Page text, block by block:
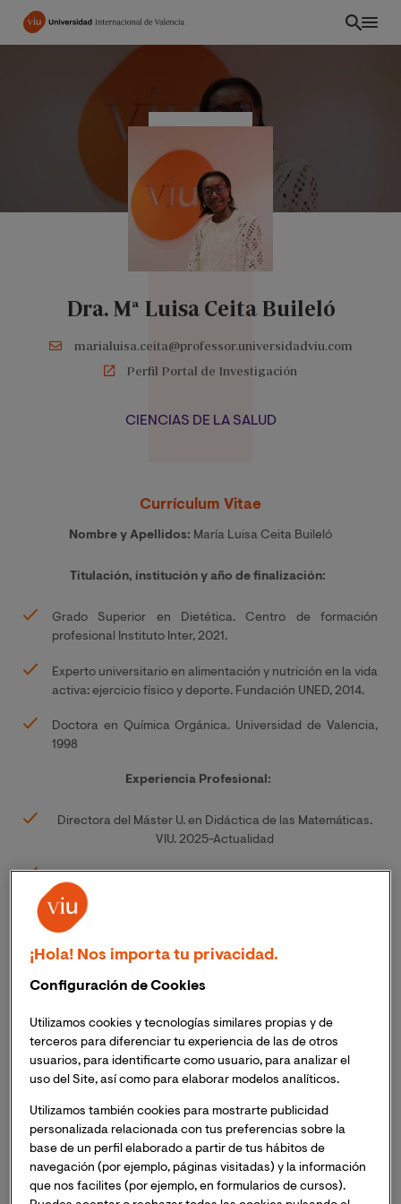
Pasar
Dra. Mª Luisa Ceita Buileló
marialuisa.ceita@professor.universidadviu.com
Perfil Portal de Investigación
CIENCIAS DE LA SALUD
Currículum Vitae
Nombre y Apellidos: María Luisa Ceita Buileló
Titulación, institución y año de finalización:
Grado Superior en Dietética. Centro de formación
profesional Instituto Inter, 2021.
Experto universitario en alimentación y nutrición en la vida
activa: ejercicio físico y deporte. Fundación UNED, 2014.
Doctora en Química Orgánica. Universidad de Valencia,
1998
Experiencia Profesional:
Directora del Máster U. en Didáctica de las Matemáticas.
VIU. 2025-Actualidad
Formación de profesorado en el Máster U. en Formación
del profesorado de Educación Secundaria Obligatoria,
idiomas. VIU. 2016-2019
Formación de manipuladores de alimentos. Cámara de
Comercio de Valencia. 2011-2017
Profesora de Secundaria y Bachillerato en English School
Líneas de Investigación:
Grupo de investigación Metho-do. El grupo de
investigación METHO-do centra su labor en el análisis,
¡Hola! Nos importa tu privacidad.
Configuración de Cookies
Utilizamos cookies y tecnologías similares propias y de
terceros para diferenciar tu experiencia de las de otros
usuarios, para identificarte como usuario, para analizar el
uso del Site, así como para elaborar modelos analíticos.
Utilizamos también cookies para mostrarte publicidad
personalizada relacionada con tus preferencias sobre la
base de un perfil elaborado a partir de tus hábitos de
navegación (por ejemplo, páginas visitadas) y la información
que nos facilites (por ejemplo, en formularios de cursos).